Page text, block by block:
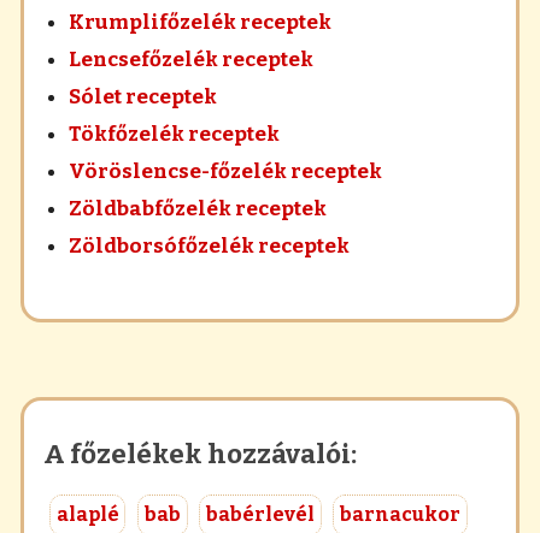
Krumplifőzelék receptek
Lencsefőzelék receptek
Sólet receptek
Tökfőzelék receptek
Vöröslencse-főzelék receptek
Zöldbabfőzelék receptek
Zöldborsófőzelék receptek
A főzelékek hozzávalói:
alaplé bab babérlevél barnacukor